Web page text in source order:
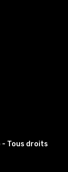
Tous droits